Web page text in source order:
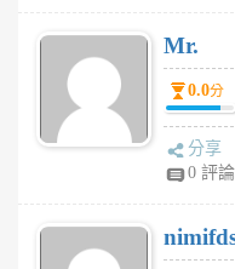
Mr.
0.0分
分享
0 評